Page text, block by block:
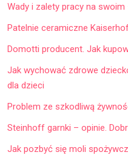
Wady i zalety pracy na
Patelnie ceramiczne
Domotti producent. Jak
Jak wychować zdrowe
dla dzieci
Problem ze szkodliwą
Steinhoff garnki – opinie.
Jak pozbyć się moli